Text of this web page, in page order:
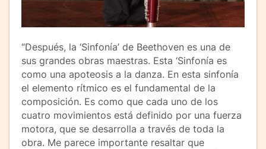
“Después, la ‘Sinfonía’ de Beethoven es una de
sus grandes obras maestras. Esta ‘Sinfonía es
como una apoteosis a la danza. En esta sinfonía
el elemento rítmico es el fundamental de la
composición. Es como que cada uno de los
cuatro movimientos está definido por una fuerza
motora, que se desarrolla a través de toda la
obra. Me parece importante resaltar que